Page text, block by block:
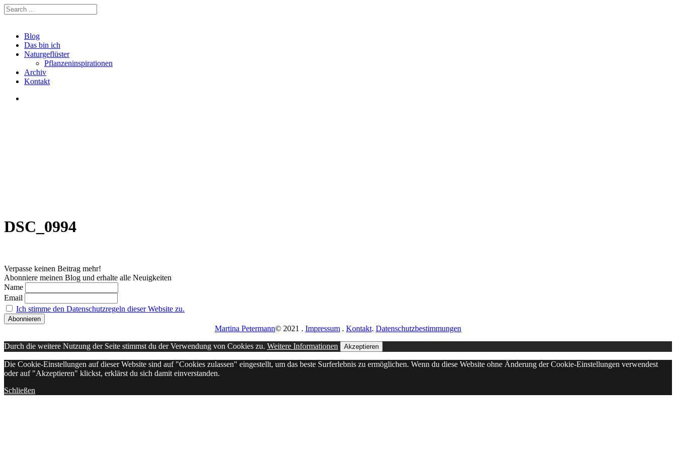
Blog
Das bin ich
Naturgeflüster
Pflanzeninspirationen
Archiv
Kontakt
DSC_0994
Verpasse keinen Beitrag mehr!
Abonniere meinen Blog und erhalte alle Neuigkeiten
Name
Email
Ich stimme den Datenschutzregeln dieser Website zu.
Martina Petermann© 2021 . Impressum . Kontakt. Datenschutzbestimmungen
Durch die weitere Nutzung der Seite stimmst du der Verwendung von Cookies zu. Weitere Informationen Akzeptieren
Die Cookie-Einstellungen auf dieser Website sind auf "Cookies zulassen" eingestellt, um das beste Surferlebnis zu ermöglichen. Wenn du diese Website ohne Änderung der Cookie-Einstellungen verwendest
oder auf "Akzeptieren" klickst, erklärst du sich damit einverstanden.
Schließen